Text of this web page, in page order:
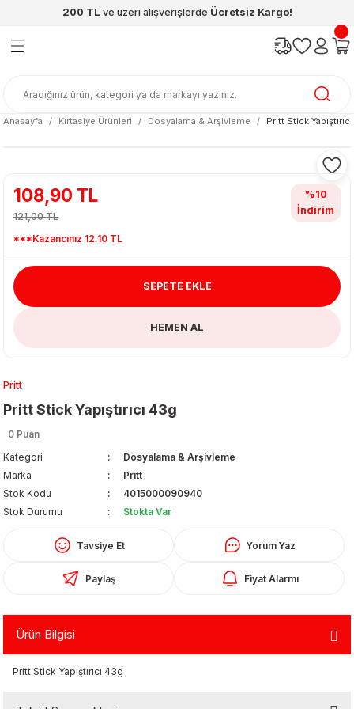
200 TL ve üzeri alışverişlerde Ücretsiz Kargo!
Geri Dön
Geri Dön
& Matara
Geri Dön
Geri Dön
Geri Dön
Geri Dön
Anasayfa
Kırtasiye Ürünleri Dosyalama & Arşivleme Pritt Stick
Pritt
Pritt Stick Yapıştırıcı 43g
0 Puan
Kategori
Dosyalama & Arşivleme
Marka
Pritt
Stok Kodu
4015000090940
Stok Durumu
Stokta Var
Tavsiye Et Yorum Yaz
Paylaş Fiyat Alarmı
108,90 TL
121,00 TL
***Kazancınız 12.10 TL
%10
İndirim
SEPETE EKLE
HEMEN AL
Ürün Bilgisi
Pritt Stick Yapıştırıcı 43g